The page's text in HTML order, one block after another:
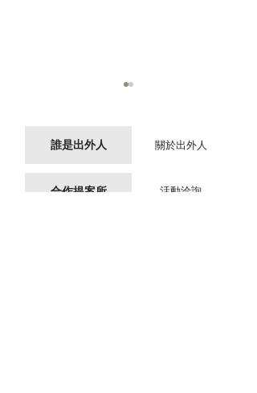
誰是出外人 關於出外人
合作提案所 活動洽詢